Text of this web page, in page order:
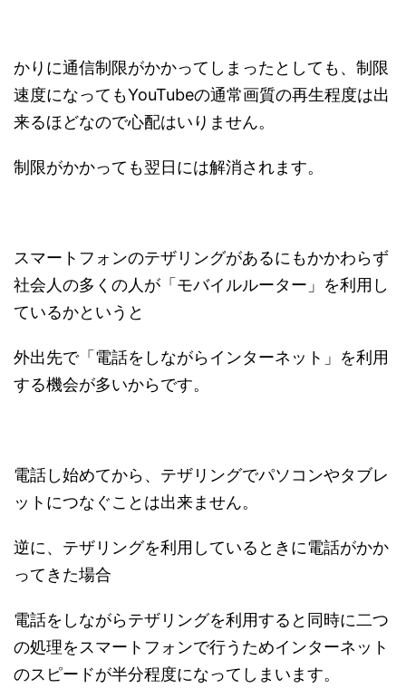
かりに通信制限がかかってしまったとしても、制限
速度になってもYouTubeの通常画質の再生程度は出
来るほどなので心配はいりません。
制限がかかっても翌日には解消されます。
スマートフォンのテザリングがあるにもかかわらず
社会人の多くの人が「モバイルルーター」を利用し
ているかというと
外出先で「電話をしながらインターネット」を利用
する機会が多いからです。
電話し始めてから、テザリングでパソコンやタブレ
ットにつなぐことは出来ません。
逆に、テザリングを利用しているときに電話がかか
ってきた場合
電話をしながらテザリングを利用すると同時に二つ
の処理をスマートフォンで行うためインターネット
のスピードが半分程度になってしまいます。